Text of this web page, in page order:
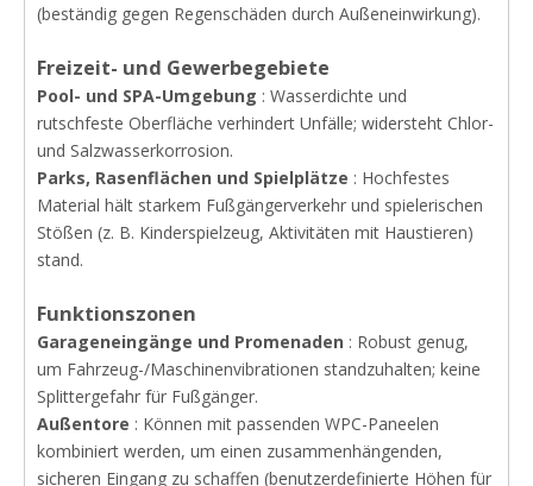
(beständig gegen Regenschäden durch Außeneinwirkung).
Freizeit- und Gewerbegebiete
Pool- und SPA-Umgebung : Wasserdichte und
rutschfeste Oberfläche verhindert Unfälle; widersteht Chlor-
und Salzwasserkorrosion.
Parks, Rasenflächen und Spielplätze : Hochfestes
Material hält starkem Fußgängerverkehr und spielerischen
Stößen (z. B. Kinderspielzeug, Aktivitäten mit Haustieren)
stand.
Funktionszonen
Garageneingänge und Promenaden : Robust genug,
um Fahrzeug-/Maschinenvibrationen standzuhalten; keine
Splittergefahr für Fußgänger.
Außentore : Können mit passenden WPC-Paneelen
kombiniert werden, um einen zusammenhängenden,
sicheren Eingang zu schaffen (benutzerdefinierte Höhen für